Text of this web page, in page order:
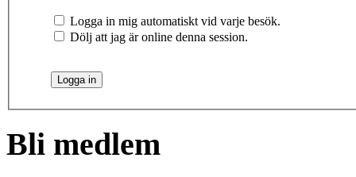
Logga in mig automatiskt vid varje besök.
Dölj att jag är online denna session.
Bli medlem